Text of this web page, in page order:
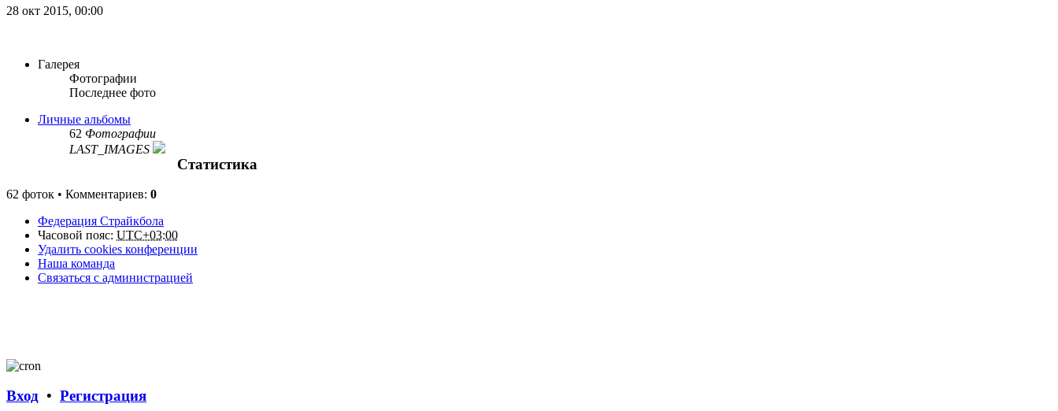
28 окт 2015, 00:00
Галерея
Фотографии
Последнее фото
Личные альбомы
62 Фотографии
LAST_IMAGES
Статистика
62 фоток • Комментариев: 0
Федерация Страйкбола
Часовой пояс: UTC+03:00
Удалить cookies конференции
Наша команда
Связаться с администрацией
Вход • Регистрация